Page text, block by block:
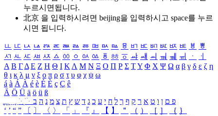
누르시면됩니다.
北京 을 입력하시려면 beijing을 입력하시고 space를 누르
시면 됩니다.
ㅥ ㅦ ㅧ ㅨ ㅩ ㅪ ㅫ ㅬ ㅭ ㅮ ㅯ ㅰ ㅱ ㅲ ㅳ ㅴ ㅵ ㅶ ㅷ ㅸ
ㅹ
ㅺ ㅻ ㅼ ㅽ ㅾ ㅿ ㆀ ㆁ ㆂ ㆃ ㆄ ㆅ ㆆ ㆇ ㆈ ㆉ ㆊ ㆋ ㆌ ㆍ
ㆎ
Α Β ΓΔ Ε Ζ Η Θ Ι ΚΛ Μ Ν Ξ Ο Π Ρ Σ ΤΥ Φ Χ Ψ Ω α β γ δ ε ζ η
θ ι κ λ μ ν ξ ο π ρ σ τ υ φ χ ψ ω
á à Á À é è É È ç Ç ê
Ä Ö Ü ä ö ü ß
ִֶֹ ֻּ ׁׂ פ ם ן ו ט א ר ק ף ך ל ח י ע כ ג ד ש ץ ת צ מ נ ה ב
‘ ’ “ ” 〔 〕 〈 〉 「 」 『 』 【 】 ＂ （ ） ［ ］ ｛ ｝